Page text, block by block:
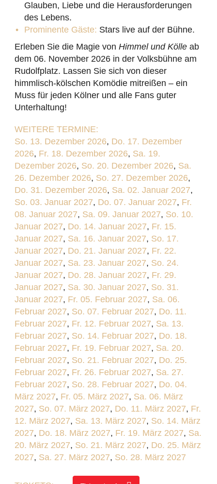
Glauben, Liebe und die Herausforderungen
des Lebens.
Prominente Gäste: Stars live auf der Bühne.
Erleben Sie die Magie von Himmel und Kölle ab
dem 06. November 2026 in der Volksbühne am
Rudolfplatz. Lassen Sie sich von dieser
himmlisch-kölschen Komödie mitreißen – ein
Muss für jeden Kölner und alle Fans guter
Unterhaltung!
WEITERE TERMINE:
So. 13. Dezember 2026, Do. 17. Dezember
2026, Fr. 18. Dezember 2026, Sa. 19.
Dezember 2026, So. 20. Dezember 2026, Sa.
26. Dezember 2026, So. 27. Dezember 2026,
Do. 31. Dezember 2026, Sa. 02. Januar 2027,
So. 03. Januar 2027, Do. 07. Januar 2027, Fr.
08. Januar 2027, Sa. 09. Januar 2027, So. 10.
Januar 2027, Do. 14. Januar 2027, Fr. 15.
Januar 2027, Sa. 16. Januar 2027, So. 17.
Januar 2027, Do. 21. Januar 2027, Fr. 22.
Januar 2027, Sa. 23. Januar 2027, So. 24.
Januar 2027, Do. 28. Januar 2027, Fr. 29.
Januar 2027, Sa. 30. Januar 2027, So. 31.
Januar 2027, Fr. 05. Februar 2027, Sa. 06.
Februar 2027, So. 07. Februar 2027, Do. 11.
Februar 2027, Fr. 12. Februar 2027, Sa. 13.
Februar 2027, So. 14. Februar 2027, Do. 18.
Februar 2027, Fr. 19. Februar 2027, Sa. 20.
Februar 2027, So. 21. Februar 2027, Do. 25.
Februar 2027, Fr. 26. Februar 2027, Sa. 27.
Februar 2027, So. 28. Februar 2027, Do. 04.
März 2027, Fr. 05. März 2027, Sa. 06. März
2027, So. 07. März 2027, Do. 11. März 2027, Fr.
12. März 2027, Sa. 13. März 2027, So. 14. März
2027, Do. 18. März 2027, Fr. 19. März 2027, Sa.
20. März 2027, So. 21. März 2027, Do. 25. März
2027, Sa. 27. März 2027, So. 28. März 2027